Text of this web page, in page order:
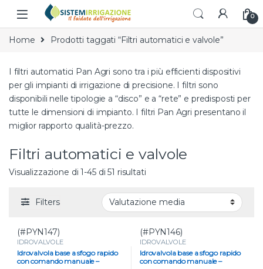
Skip to navigation
Skip to content
0
Home Prodotti taggati “Filtri automatici e valvole”
I filtri automatici Pan Agri sono tra i più efficienti dispositivi
per gli impianti di irrigazione di precisione. I filtri sono
disponibili nelle tipologie a “disco” e a “rete” e predisposti per
tutte le dimensioni di impianto. I filtri Pan Agri presentano il
miglior rapporto qualità-prezzo.
Filtri automatici e valvole
Visualizzazione di 1-45 di 51 risultatiValutazione media
Filters
(#PYN147)
IDROVALVOLE
Idrovalvola base a sfogo rapido
con comando manuale –
(#PYN146)
IDROVALVOLE
Idrovalvola base a sfogo rapido
con comando manuale –